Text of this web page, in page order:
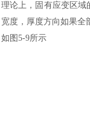
理论上，固有应变区域
宽度，厚度方向如果全
如图5-9所示